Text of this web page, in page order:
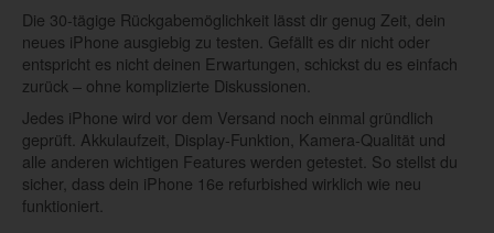
Die 30-tägige Rückgabemöglichkeit lässt dir genug Zeit, dein
neues iPhone ausgiebig zu testen. Gefällt es dir nicht oder
entspricht es nicht deinen Erwartungen, schickst du es einfach
zurück – ohne komplizierte Diskussionen.
Jedes iPhone wird vor dem Versand noch einmal gründlich
geprüft. Akkulaufzeit, Display-Funktion, Kamera-Qualität und
alle anderen wichtigen Features werden getestet. So stellst du
sicher, dass dein iPhone 16e refurbished wirklich wie neu
funktioniert.